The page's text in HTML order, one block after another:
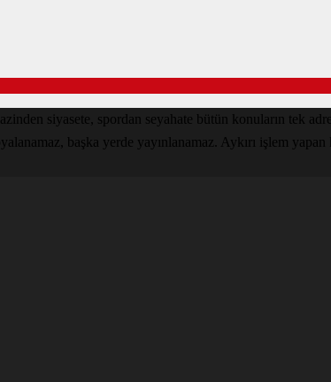
siyasete, spordan seyahate bütün konuların tek
başka yerde yayınlanamaz. Aykırı işlem